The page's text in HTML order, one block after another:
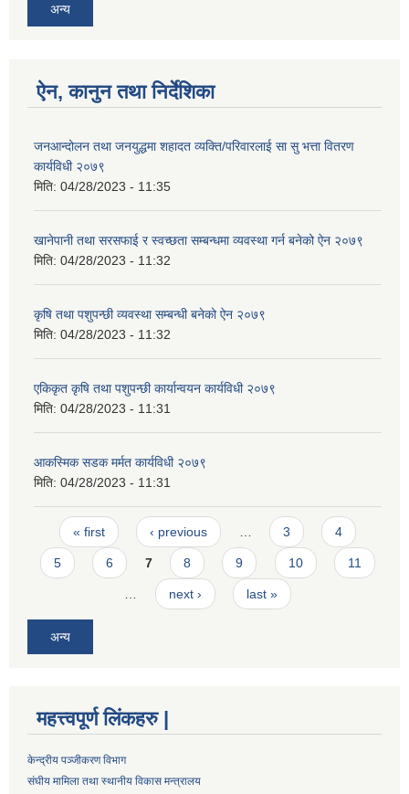
अन्य
ऐन, कानुन तथा निर्देशिका
जनआन्दोलन तथा जनयुद्धमा शहादत व्यक्ति/परिवारलाई सा सु भत्ता वितरण
कार्यविधी २०७९
मिति: 04/28/2023 - 11:35
खानेपानी तथा सरसफाई र स्वच्छता सम्बन्धमा व्यवस्था गर्न बनेको ऐन २०७९
मिति: 04/28/2023 - 11:32
कृषि तथा पशुपन्छी व्यवस्था सम्बन्धी बनेको ऐन २०७९
मिति: 04/28/2023 - 11:32
एकिकृत कृषि तथा पशुपन्छी कार्यान्वयन कार्यविधी २०७९
मिति: 04/28/2023 - 11:31
आकस्मिक सडक मर्मत कार्यविधी २०७९
मिति: 04/28/2023 - 11:31
Pages
« first ‹ previous … 3 4
5 6 7 8 9 10 11
… next › last »
अन्य
महत्त्वपूर्ण लिंकहरु |
केन्द्रीय पञ्जीकरण विभाग
संघीय मामिला तथा स्थानीय विकास मन्त्रालय